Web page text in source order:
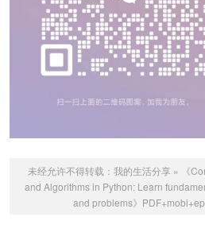
未经允许不得转载： 我的生活分享»
《
and Algorithms in Python: Learn
and problems》